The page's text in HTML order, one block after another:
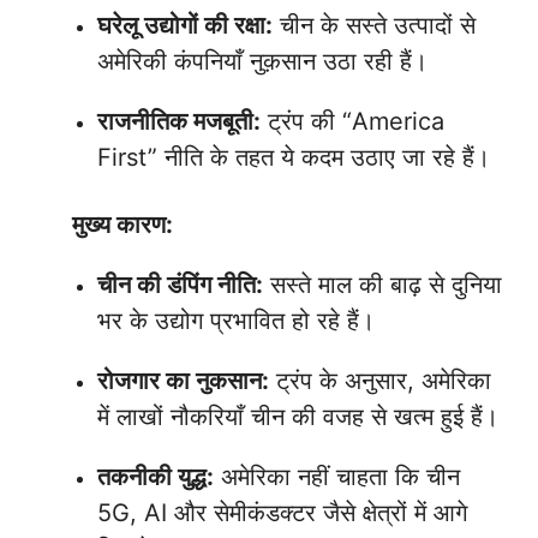
घरेलू उद्योगों की रक्षा: चीन के सस्ते उत्पादों से
अमेरिकी कंपनियाँ नुक़सान उठा रही हैं।
राजनीतिक मजबूती: ट्रंप की “America
First” नीति के तहत ये कदम उठाए जा रहे हैं।
मुख्य कारण:
चीन की डंपिंग नीति: सस्ते माल की बाढ़ से दुनिया
भर के उद्योग प्रभावित हो रहे हैं।
रोजगार का नुकसान: ट्रंप के अनुसार, अमेरिका
में लाखों नौकरियाँ चीन की वजह से खत्म हुई हैं।
तकनीकी युद्ध: अमेरिका नहीं चाहता कि चीन
5G, AI और सेमीकंडक्टर जैसे क्षेत्रों में आगे